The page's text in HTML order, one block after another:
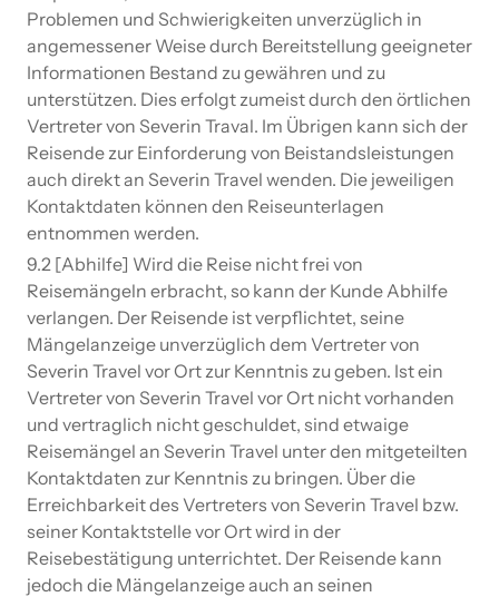
Problemen und Schwierigkeiten unverzüglich in
angemessener Weise durch Bereitstellung geeigneter
Informationen Bestand zu gewähren und zu
unterstützen. Dies erfolgt zumeist durch den örtlichen
Vertreter von Severin Traval. Im Übrigen kann sich der
Reisende zur Einforderung von Beistandsleistungen
auch direkt an Severin Travel wenden. Die jeweiligen
Kontaktdaten können den Reiseunterlagen
entnommen werden.
9.2 [Abhilfe] Wird die Reise nicht frei von
Reisemängeln erbracht, so kann der Kunde Abhilfe
verlangen. Der Reisende ist verpflichtet, seine
Mängelanzeige unverzüglich dem Vertreter von
Severin Travel vor Ort zur Kenntnis zu geben. Ist ein
Vertreter von Severin Travel vor Ort nicht vorhanden
und vertraglich nicht geschuldet, sind etwaige
Reisemängel an Severin Travel unter den mitgeteilten
Kontaktdaten zur Kenntnis zu bringen. Über die
Erreichbarkeit des Vertreters von Severin Travel bzw.
seiner Kontaktstelle vor Ort wird in der
Reisebestätigung unterrichtet. Der Reisende kann
jedoch die Mängelanzeige auch an seinen